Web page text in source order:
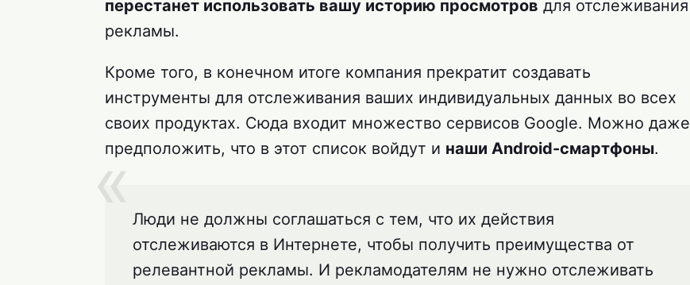
перестанет использовать вашу историю просмотров для отслеживания
рекламы.
Кроме того, в конечном итоге компания прекратит создавать
инструменты для отслеживания ваших индивидуальных данных во всех
своих продуктах. Сюда входит множество сервисов Google. Можно даже
предположить, что в этот список войдут и наши Android-смартфоны.
Люди не должны соглашаться с тем, что их действия
отслеживаются в Интернете, чтобы получить преимущества от
релевантной рекламы. И рекламодателям не нужно отслеживать